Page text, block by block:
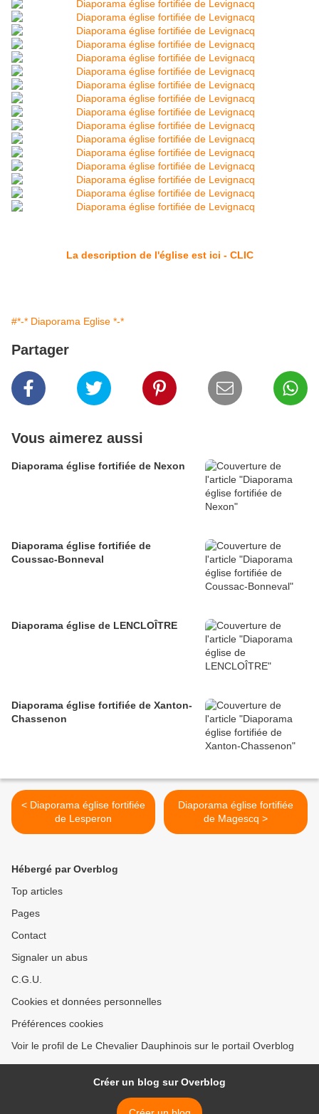
La description de l'église est ici - CLIC
#*-* Diaporama Eglise *-*
Partager
Vous aimerez aussi
Diaporama église fortifiée de Nexon
Diaporama église fortifiée de
Coussac-Bonneval
Diaporama église de LENCLOÎTRE
Diaporama église fortifiée de Xanton-
Chassenon
< Diaporama église fortifiée
de Lesperon
Diaporama église fortifiée
de Magescq >
Hébergé par Overblog
Top articles
Pages
Contact
Signaler un abus
C.G.U.
Cookies et données personnelles
Préférences cookies
Voir le profil de Le Chevalier Dauphinois sur le portail Overblog
Créer un blog sur Overblog